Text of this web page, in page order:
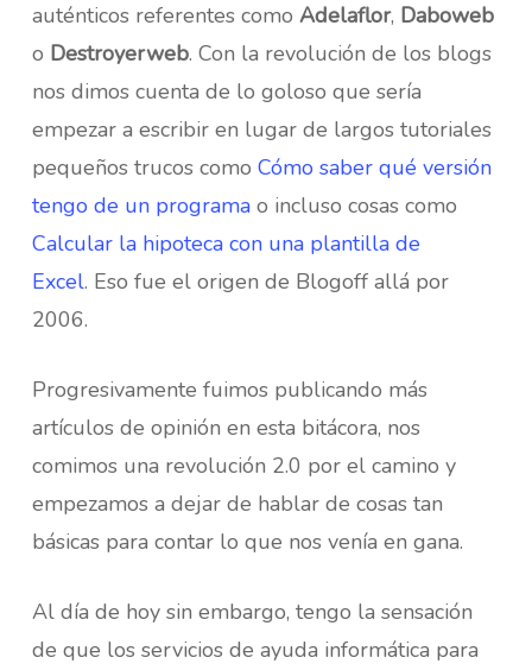
auténticos referentes como Adelaflor, Daboweb
o Destroyerweb. Con la revolución de los blogs
nos dimos cuenta de lo goloso que sería
empezar a escribir en lugar de largos tutoriales
pequeños trucos como Cómo saber qué versión
tengo de un programao incluso cosas como
Calcular la hipoteca con una plantilla de
Excel. Eso fue el origen de Blogoff allá por
2006.
Progresivamente fuimos publicando más
artículos de opinión en esta bitácora, nos
comimos una revolución 2.0 por el camino y
empezamos a dejar de hablar de cosas tan
básicas para contar lo que nos venía en gana.
Al día de hoy sin embargo, tengo la sensación
de que los servicios de ayuda informática para